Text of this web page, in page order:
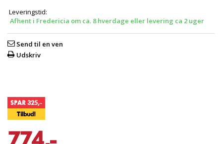
Leveringstid:
Afhent i Fredericia om ca. 8 hverdage eller levering ca 2 uger
Send til en ven
Udskriv
SPAR 325,-
Tilbud!